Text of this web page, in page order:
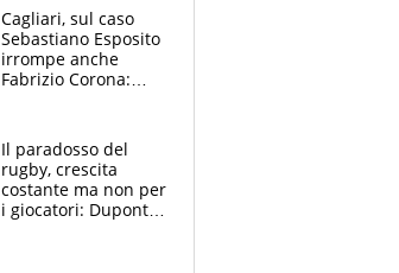
Cagliari, sul caso
Sebastiano Esposito
irrompe anche
Fabrizio Corona:
prove”
Il paradosso del
rugby, crescita
costante ma non per
i giocatori: Dupont